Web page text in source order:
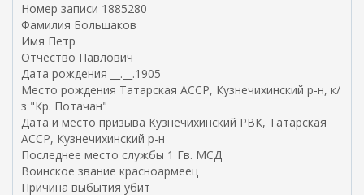
Номер записи 1885280
Фамилия Большаков
Имя Петр
Отчество Павлович
Дата рождения __.__.1905
Место рождения Татарская АССР, Кузнечихинский р-н, к/
з "Кр. Потачан"
Дата и место призыва Кузнечихинский РВК, Татарская
АССР, Кузнечихинский р-н
Последнее место службы 1 Гв. МСД
Воинское звание красноармеец
Причина выбытия убит